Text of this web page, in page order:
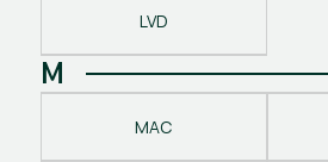
LVD
M
MAC